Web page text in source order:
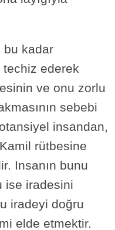
bu kadar
techiz ederek
ve onu zorlu
sebebi
insandan,
rütbesine
Insanın bunu
ise iradesini
iradeyi doğru
elde etmektir.